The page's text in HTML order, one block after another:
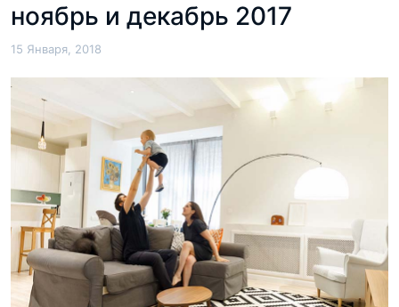
ноябрь и декабрь 2017
15 Января, 2018